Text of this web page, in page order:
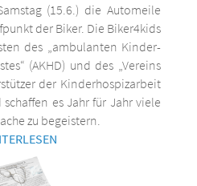
(15.6.) die Automeile
der Biker. Die Biker4kids
des „ambulanten Kinder-
(AKHD) und des „Vereins
der Kinderhospizarbeit
schaffen es Jahr für Jahr viele
zu begeistern.